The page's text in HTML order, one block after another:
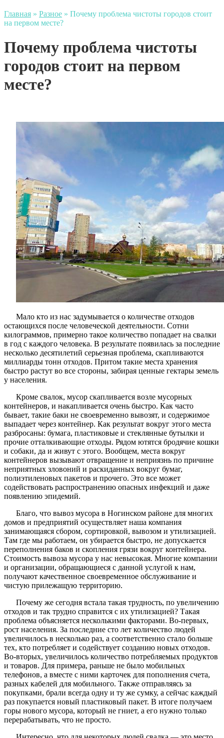
Главная » Разное » Почему проблема чистоты городов стоит
на первом месте?
Почему проблема чистоты
городов стоит на первом
месте?
Мало кто из нас задумывается о количестве отходов
остающихся после человеческой деятельности. Сотни
килограммов, примерно такое количество попадает на свалки
в год с каждого человека. В результате появилась за последние
несколько десятилетий серьезная проблема, скапливаются
миллиарды тонн отходов. Притом такие места хранения
быстро растут во все стороны, забирая ценные гектары земель
у населения.
Кроме свалок, мусор скапливается возле мусорных
контейнеров, и накапливается очень быстро. Как часто
бывает, такие баки не своевременно вывозят, и содержимое
выпадает через контейнер. Как результат вокруг этого места
разбросаны: бумага, пластиковые и стеклянные бутылки и
прочие отталкивающие отходы. Рядом ютятся бродячие кошки
и собаки, да и живут с этого. Вообщем, места вокруг
контейнеров вызывают отвращение и неприязнь по причине
неприятных зловоний и раскиданных вокруг бумаг,
полиэтиленовых пакетов и прочего. Это все может
содействовать распространению опасных инфекций и даже
появлению эпидемий.
Благо, что вывоз мусора в Ногинском районе для многих
домов и предприятий осуществляет наша компания
занимающаяся сбором, сортировкой, вывозом и утилизацией.
Там где мы работаем, он убирается быстро, не допускается
переполнения баков и скопления грязи вокруг контейнера.
Стоимость вывоза мусора у нас невысокая. Многие компании
и организации, обращающиеся с данной услугой к нам,
получают качественное своевременное обслуживание и
чистую прилежащую территорию.
Почему же сегодня встала такая трудность, по увеличению
отходов и так трудно справится с их утилизацией? Такая
проблема объясняется несколькими факторами. Во-первых,
рост населения. За последние сто лет количество людей
увеличилось в несколько раз, а соответственно стало больше
тех, кто потребляет и содействует созданию новых отходов.
Во-вторых, увеличилось количество потребляемых продуктов
и товаров. Для примера, раньше не было мобильных
телефонов, а вместе с ними карточек для пополнения счета,
разных кабелей для мобильного. Также отправляясь за
покупками, брали всегда одну и ту же сумку, а сейчас каждый
раз покупается новый пластиковый пакет. В итоге получаем
горы нового мусора, который не гниет, а его нужно только
перерабатывать, что не просто.